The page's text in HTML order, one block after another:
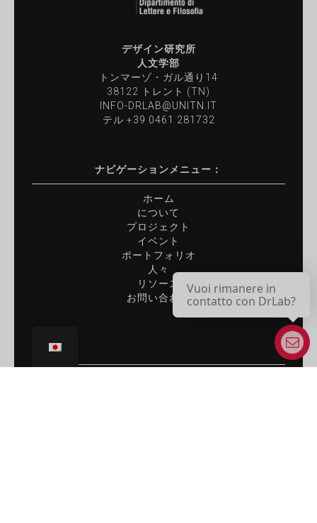
デザイン研究所
人文学部
トンマーゾ・ガル通り14
38122 トレント (TN)
INFO-DRLAB@UNITN.IT
テル +39 0461 281732
ナビゲーションメニュー：
ホーム
について
プロジェクト
イベント
ポートフォリオ
人々
リソース
お問い合わせ
Vuoi rimanere in
contatto con DrLab?